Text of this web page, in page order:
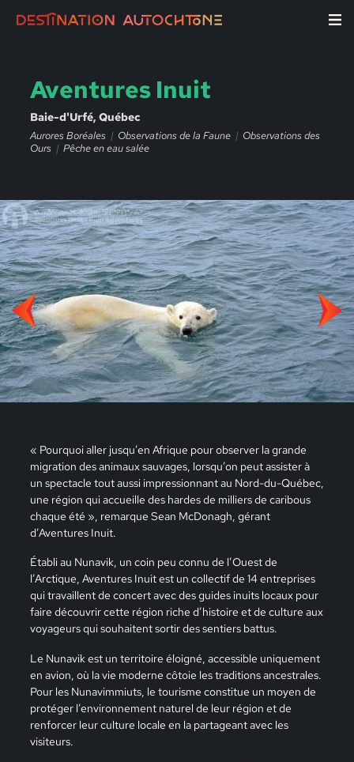
Aventures Inuit
Baie-d'Urfé, Québec
Aurores Boréales Observations de la Faune
Observations des
Ours
Pêche en eau salée
« Pourquoi aller jusqu’en Afrique pour observer la grande
migration des animaux sauvages, lorsqu’on peut assister à
un spectacle tout aussi impressionnant au Nord-du-Québec,
une région qui accueille des hardes de milliers de caribous
chaque été », remarque Sean McDonagh, gérant
d’Aventures Inuit.
Établi au Nunavik, un coin peu connu de l’Ouest de
l’Arctique, Aventures Inuit est un collectif de 14 entreprises
qui travaillent de concert avec des guides inuits locaux pour
faire découvrir cette région riche d’histoire et de culture aux
voyageurs qui souhaitent sortir des sentiers battus.
Le Nunavik est un territoire éloigné, accessible uniquement
en avion, où la vie moderne côtoie les traditions ancestrales.
Pour les Nunavimmiuts, le tourisme constitue un moyen de
protéger l’environnement naturel de leur région et de
renforcer leur culture locale en la partageant avec les
visiteurs.